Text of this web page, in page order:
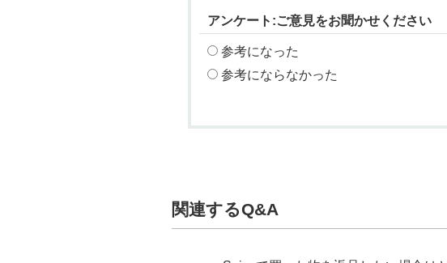
アンケート:ご意見をお聞かせください
参考になった
参考にならなかった
関連するQ&A